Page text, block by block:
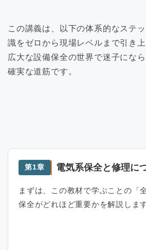
この講義は、以下の体系的なステ
識をゼロから現場レベルまで引き上
広大な設備保全の世界で迷子にな
確実な道筋です。
第1章 電気系保全と修理に
まずは、この教材で学ぶことの「
保全がどれほど重要かを解説しま